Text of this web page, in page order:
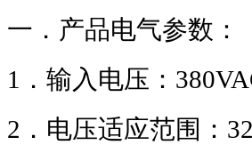
一．产品电气参数：
1 ．输入电压：
2 ．电压适应范围：